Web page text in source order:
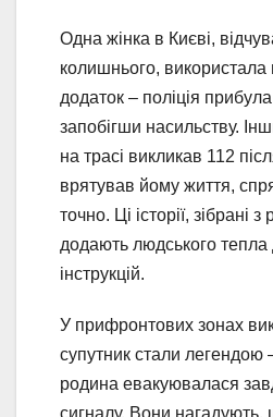
Одна жінка в Києві,
колишнього, використала
додаток – поліція
запобігши насильству.
на трасі викликав 112
врятував йому життя,
точно. Ці історії, зібрані з
додають людського тепла
інструкцій.
У прифронтових зонах
супутник стали легендою
родина евакуювалася
сигналу. Вони